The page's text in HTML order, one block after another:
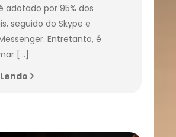
adotado por 95% dos
seguido do Skype e
Entretanto, é
[…]